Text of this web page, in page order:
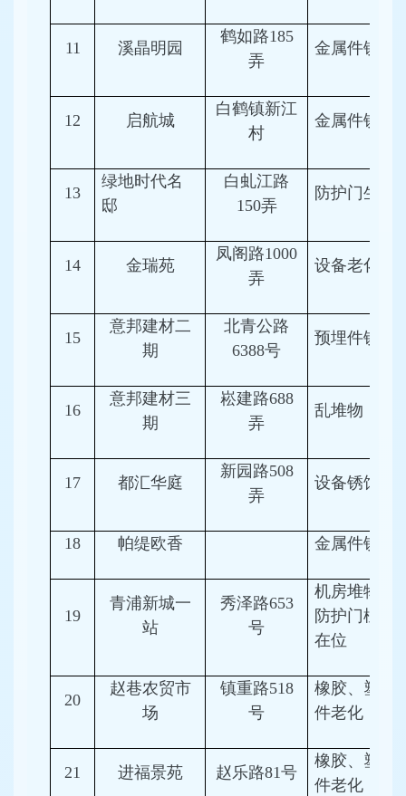
11 溪晶明园
鹤如路185
弄
金属件锈蚀
12 启航城
白鹤镇新江
村
金属件锈蚀
13
绿地时代名
邸
白虬江路
150弄
防护门生锈
14 金瑞苑
凤阁路1000
弄
设备老化
15
意邦建材二
期
北青公路
6388号
预埋件锈蚀
16
意邦建材三
期
崧建路688
弄
乱堆物
17 都汇华庭
新园路508
弄
设备锈蚀
18 帕缇欧香 金属件锈蚀
19
青浦新城一
站
秀泽路653
号
机房堆物、
防护门槛不
在位
20
赵巷农贸市
场
镇重路518
号
橡胶、塑料
件老化
21 进福景苑 赵乐路81号
橡胶、塑料
件老化